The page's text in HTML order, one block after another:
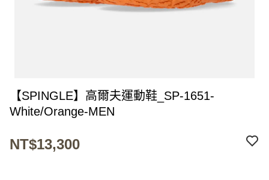
【SPINGLE】高爾夫運動鞋_SP-1651-
White/Orange-MEN
NT$13,300